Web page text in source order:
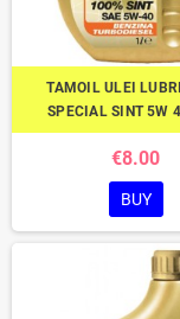
TAMOIL ULEI
SPECIAL SINT 5W
€8.00
BUY